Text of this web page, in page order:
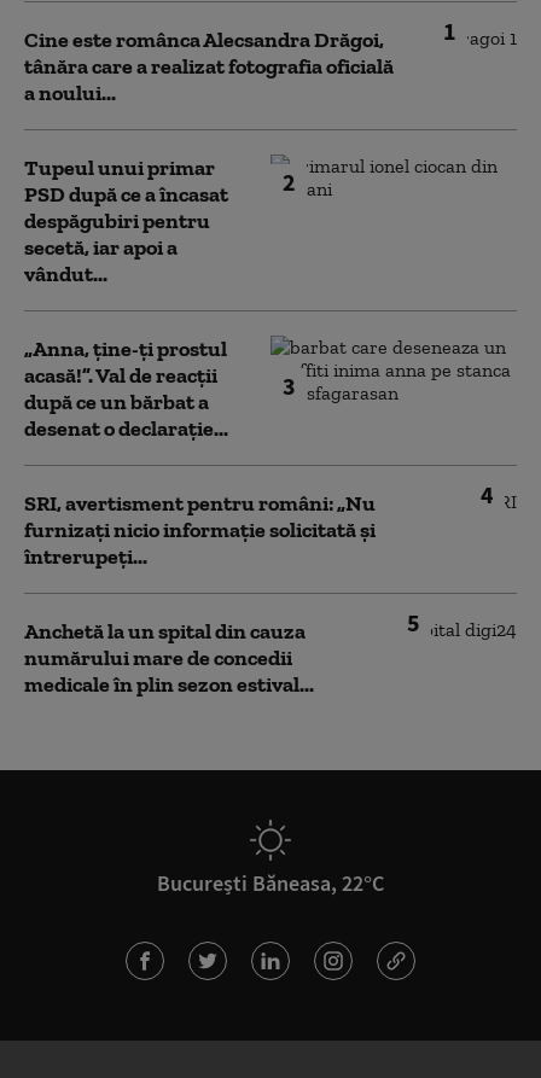
1
Cine este românca Alecsandra Drăgoi,
tânăra care a realizat fotografia oficială
a noului...
2
Tupeul unui primar
PSD după ce a încasat
despăgubiri pentru
secetă, iar apoi a
vândut...
3
„Anna, ţine-ţi prostul
acasă!”. Val de reacții
după ce un bărbat a
desenat o declarație...
4
SRI, avertisment pentru români: „Nu
furnizați nicio informație solicitată și
întrerupeți...
5
Anchetă la un spital din cauza
numărului mare de concedii
medicale în plin sezon estival...
București Băneasa, 22°C